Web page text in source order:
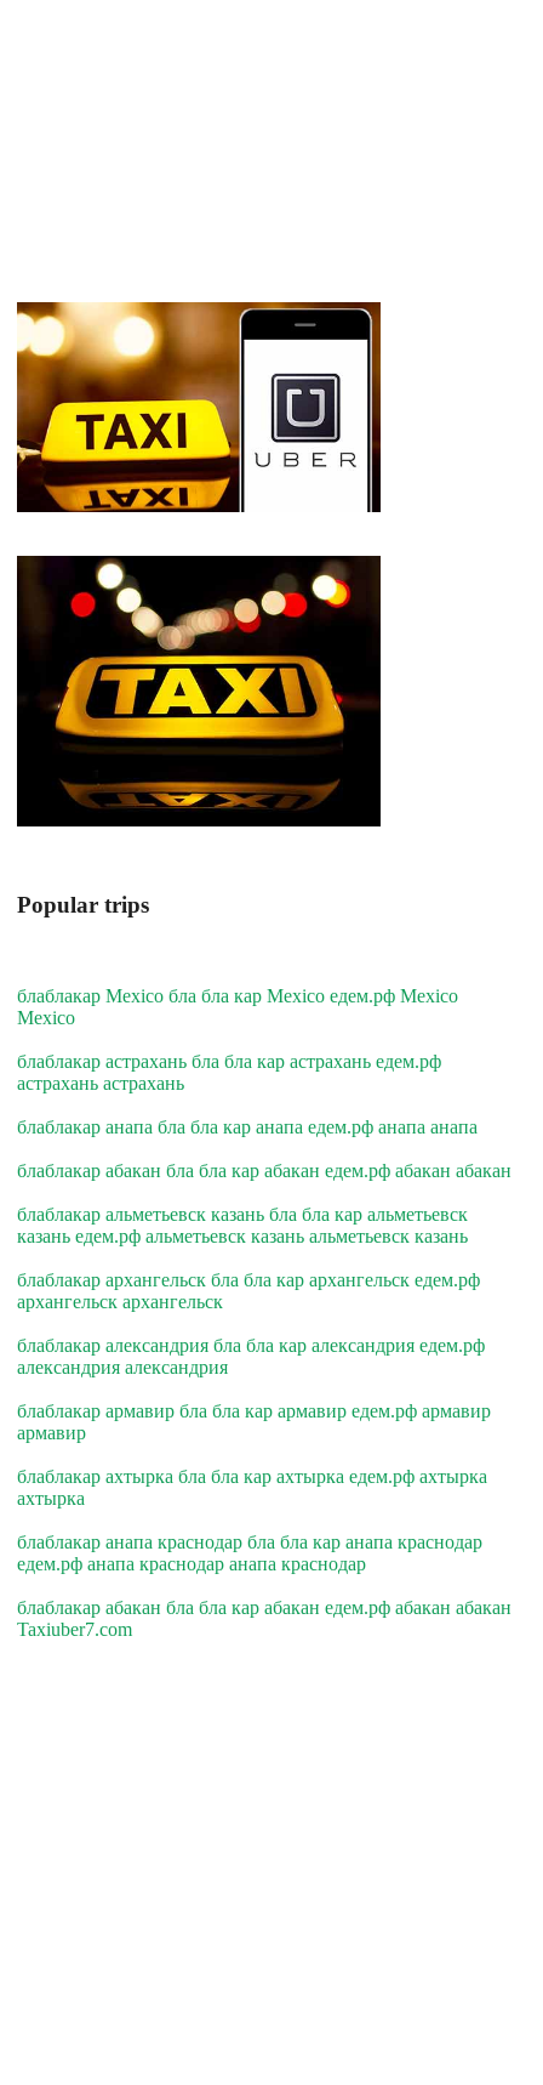
Popular trips
блаблакар Mexico бла бла кар Mexico едем.рф Mexico
Mexico
блаблакар астрахань бла бла кар астрахань едем.рф
астрахань астрахань
блаблакар анапа бла бла кар анапа едем.рф анапа анапа
блаблакар абакан бла бла кар абакан едем.рф абакан абакан
блаблакар альметьевск казань бла бла кар альметьевск
казань едем.рф альметьевск казань альметьевск казань
блаблакар архангельск бла бла кар архангельск едем.рф
архангельск архангельск
блаблакар александрия бла бла кар александрия едем.рф
александрия александрия
блаблакар армавир бла бла кар армавир едем.рф армавир
армавир
блаблакар ахтырка бла бла кар ахтырка едем.рф ахтырка
ахтырка
блаблакар анапа краснодар бла бла кар анапа краснодар
едем.рф анапа краснодар анапа краснодар
блаблакар абакан бла бла кар абакан едем.рф абакан абакан
Taxiuber7.com